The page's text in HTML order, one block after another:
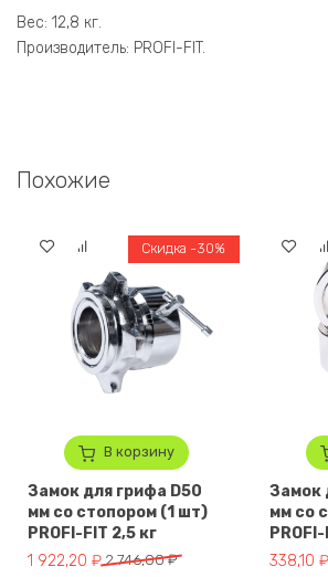
Вес: 12,8 кг.
Производитель: PROFI-FIT.
Похожие
В корзину
Скидка -30%
Замок для грифа D50
мм со стопором (1 шт)
PROFI-FIT 2,5 кг
2 746,00₽
Первоначальная цена составляла 2
1 922,20 ₽
Текущая цена: 1 922,20 ₽.
Замок
мм со
338,10 ₽